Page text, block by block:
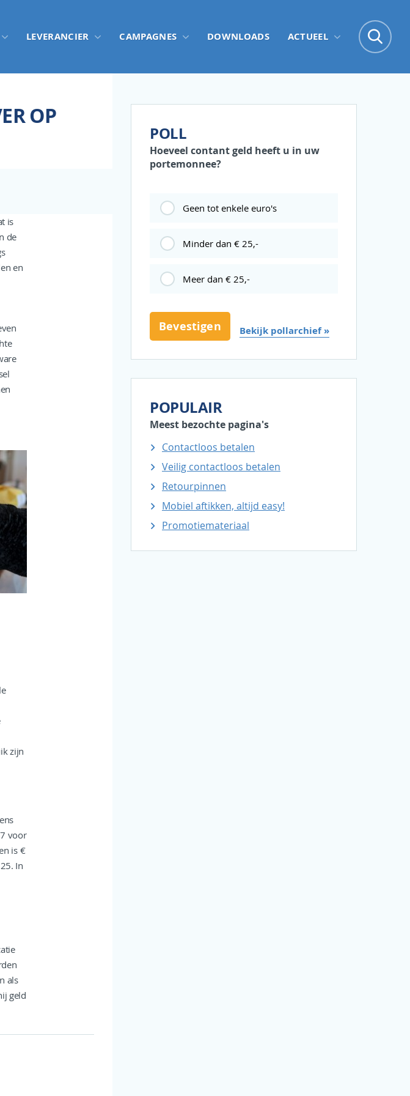
LEVERANCIER CAMPAGNES DOWNLOADS ACTUEEL
OP
is
de
en
zijn
voor
is €
In
als
geld
POLL
Hoeveel contant geld heeft u in uw
portemonnee?
Geen tot enkele euro's
Minder dan € 25,-
Meer dan € 25,-
Bekijk pollarchief »
POPULAIR
Meest bezochte pagina's
Contactloos betalen
Veilig contactloos betalen
Retourpinnen
Mobiel aftikken, altijd easy!
Promotiemateriaal